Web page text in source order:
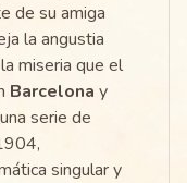
de su amiga
la angustia
miseria que el
Barcelona y
serie de
singular y